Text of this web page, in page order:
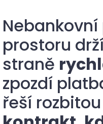
prostoru
straně
zpozdí
řeší